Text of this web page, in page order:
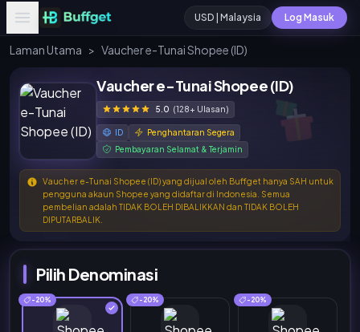
USD | Malaysia Log Masuk
Laman Utama > Vaucher e-Tunai Shopee (ID)
Vaucher e-Tunai Shopee (ID)
5.0 (128+ Ulasan)
ID
Penghantaran Segera
Pembayaran Selamat & Terjamin
Vaucher e-Tunai Shopee (ID) yang dijual oleh Buffget hanya SAH untuk
pengguna akaun Shopee yang didaftar di Indonesia. Semua
pembelian adalah TIDAK BOLEH DIBALIKKAN dan TIDAK BOLEH
DIPUTARBALIK.
Pilih Denominasi
-20% -20% -20%